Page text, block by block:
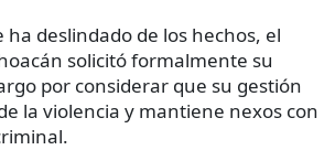
ha deslindado de los hechos, el
solicitó formalmente su
por considerar que su gestión
la violencia y mantiene nexos con